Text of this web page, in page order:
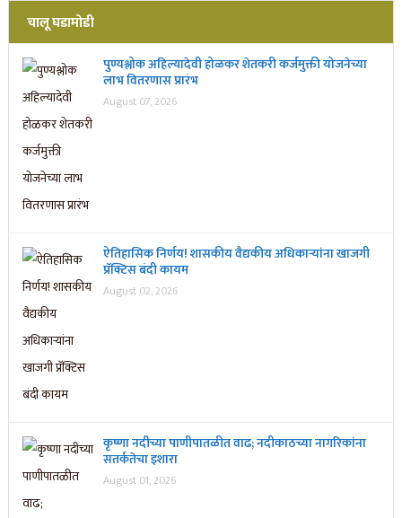
चालू घडामोडी
पुण्यश्लोक अहिल्यादेवी होळकर शेतकरी कर्जमुक्ती योजनेच्या
लाभ वितरणास प्रारंभ
August 07, 2026
ऐतिहासिक निर्णय! शासकीय वैद्यकीय अधिकाऱ्यांना खाजगी
प्रॅक्टिस बंदी कायम
August 02, 2026
कृष्णा नदीच्या पाणीपातळीत वाढ; नदीकाठच्या नागरिकांना
सतर्कतेचा इशारा
August 01, 2026